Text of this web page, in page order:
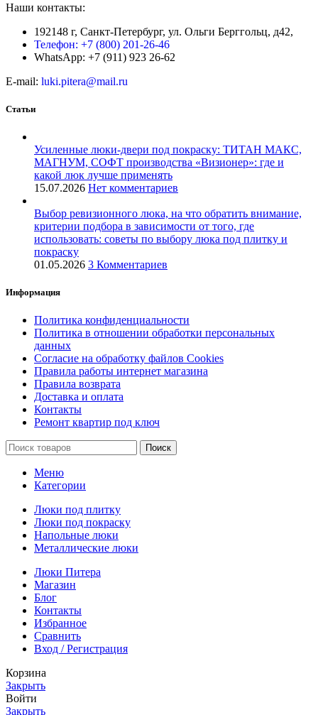
Наши контакты:
192148 г, Санкт-Петербург, ул. Ольги Берггольц, д42,
Телефон: +7 (800) 201-26-46
WhatsApp: +7 (911) 923 26-62
E-mail: luki.pitera@mail.ru
Статьи
Усиленные люки-двери под покраску: ТИТАН МАКС,
МАГНУМ, СОФТ производства «Визионер»: где и
какой люк лучше применять
15.07.2026 Нет комментариев
Выбор ревизионного люка, на что обратить внимание,
критерии подбора в зависимости от того, где
использовать: советы по выбору люка под плитку и
покраску
01.05.2026 3 Комментариев
Информация
Политика конфиденциальности
Политика в отношении обработки персональных
данных
Согласие на обработку файлов Cookies
Правила работы интернет магазина
Правила возврата
Доставка и оплата
Контакты
Ремонт квартир под ключ
Поиск
Меню
Категории
Люки под плитку
Люки под покраску
Напольные люки
Металлические люки
Люки Питера
Магазин
Блог
Контакты
Избранное
Сравнить
Вход / Регистрация
Корзина
Закрыть
Войти
Закрыть